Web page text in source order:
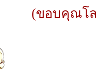
(ขอบคุณโ